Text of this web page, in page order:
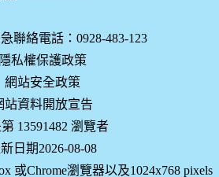
聯絡電話：0928-483-123
隱私權保護政策
網站安全政策
站資料開放宣告
13591482 瀏覽者
日期2026-08-08
或Chrome瀏覽器以及1024x768 pixels